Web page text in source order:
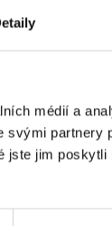
médií a
partnery
jim
stranách je
(paralelní